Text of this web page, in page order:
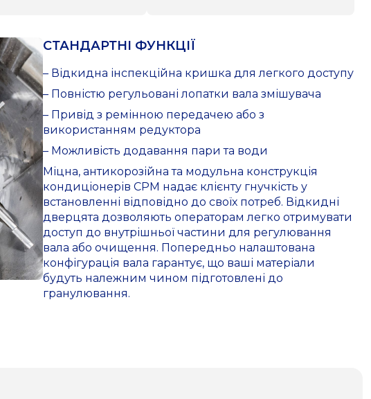
СТАНДАРТНІ ФУНКЦІЇ
– Відкидна інспекційна кришка для легкого доступу
– Повністю регульовані лопатки вала змішувача
– Привід з ремінною передачею або з
використанням редуктора
– Можливість додавання пари та води
Міцна, антикорозійна та модульна конструкція
кондиціонерів СРМ надає клієнту гнучкість у
встановленні відповідно до своїх потреб. Відкидні
дверцята дозволяють операторам легко отримувати
доступ до внутрішньої частини для регулювання
вала або очищення. Попередньо налаштована
конфігурація вала гарантує, що ваші матеріали
будуть належним чином підготовлені до
гранулювання.